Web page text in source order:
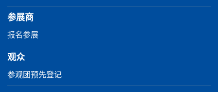
参展商
报名参展
观众
参观团预先登记